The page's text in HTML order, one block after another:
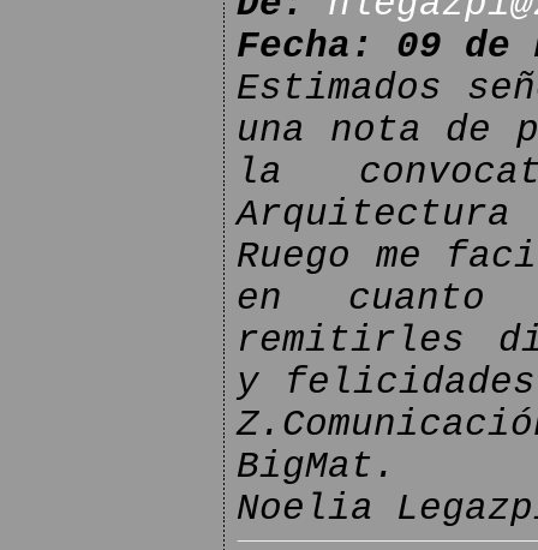
Fecha: 09 de
Estimados
una nota de
la
Arquitectura
Ruego me
en
remitirles
y
BigMat.
Noelia